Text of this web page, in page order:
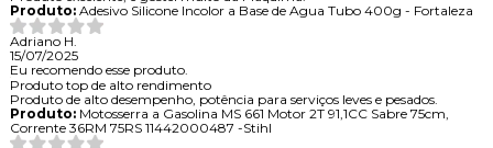
Produto:Adesivo Silicone Incolor a Base de Agua Tubo 400g - Fortaleza
Adriano H.
15/07/2025
Eu recomendo esse produto.
Produto top de alto rendimento
Produto de alto desempenho, potência para serviços leves e pesados.
Produto:Motosserra a Gasolina MS 661 Motor 2T 91,1CC Sabre 75cm,
Corrente 36RM 75RS 11442000487 -Stihl